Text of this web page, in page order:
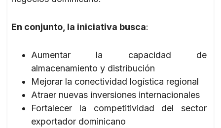
En conjunto, la iniciativa busca:
Aumentar la capacidad de
almacenamiento y distribución
Mejorar la conectividad logística regional
Atraer nuevas inversiones internacionales
Fortalecer la competitividad del sector
exportador dominicano